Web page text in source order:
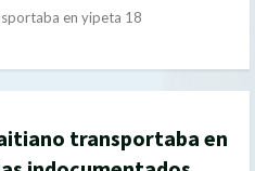
en yipeta 18
transportaba en